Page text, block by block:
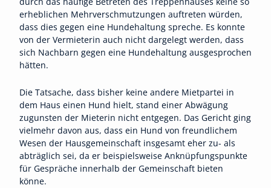
erheblichen Mehrverschmutzungen auftreten würden,
dass dies gegen eine Hundehaltung spreche. Es konnte
von der Vermieterin auch nicht dargelegt werden, dass
sich Nachbarn gegen eine Hundehaltung ausgesprochen
hätten.
Die Tatsache, dass bisher keine andere Mietpartei in
dem Haus einen Hund hielt, stand einer Abwägung
zugunsten der Mieterin nicht entgegen. Das Gericht ging
vielmehr davon aus, dass ein Hund von freundlichem
Wesen der Hausgemeinschaft insgesamt eher zu- als
abträglich sei, da er beispielsweise Anknüpfungspunkte
für Gespräche innerhalb der Gemeinschaft bieten
könne.